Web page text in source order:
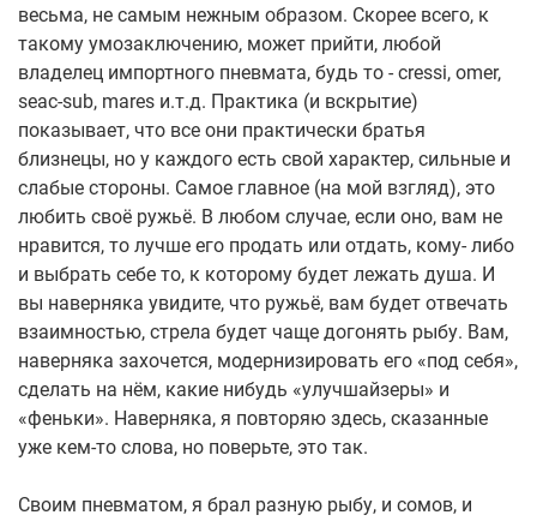
весьма, не самым нежным образом. Скорее всего, к
такому умозаключению, может прийти, любой
владелец импортного пневмата, будь то - cressi, omer,
seac-sub, mares и.т.д. Практика (и вскрытие)
показывает, что все они практически братья
близнецы, но у каждого есть свой характер, сильные и
слабые стороны. Самое главное (на мой взгляд), это
любить своё ружьё. В любом случае, если оно, вам не
нравится, то лучше его продать или отдать, кому- либо
и выбрать себе то, к которому будет лежать душа. И
вы наверняка увидите, что ружьё, вам будет отвечать
взаимностью, стрела будет чаще догонять рыбу. Вам,
наверняка захочется, модернизировать его «под себя»,
сделать на нём, какие нибудь «улучшайзеры» и
«феньки». Наверняка, я повторяю здесь, сказанные
уже кем-то слова, но поверьте, это так.
Своим пневматом, я брал разную рыбу, и сомов, и